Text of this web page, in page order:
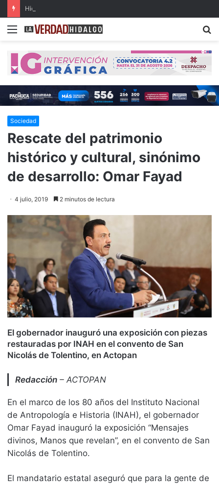
Menu
Sociedad
Rescate del patrimonio
histórico y cultural, sinónimo
de desarrollo: Omar Fayad
4 julio, 2019 2 minutos de lectura
El gobernador inauguró una exposición con piezas
restauradas por INAH en el convento de San
Nicolás de Tolentino, en Actopan
Redacción – ACTOPAN
En el marco de los 80 años del Instituto Nacional
de Antropología e Historia (INAH), el gobernador
Omar Fayad inauguró la exposición “Mensajes
divinos, Manos que revelan”, en el convento de San
Nicolás de Tolentino.
El mandatario estatal aseguró que para la gente de